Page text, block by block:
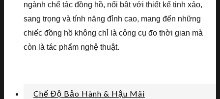
ngành chế tác đồng hồ, nổi bật với thiết kế tinh xảo,
sang trọng và tính năng đỉnh cao, mang đến những
chiếc đồng hồ không chỉ là công cụ đo thời gian mà
còn là tác phẩm nghệ thuật.
Chế Độ Bảo Hành & Hậu Mãi